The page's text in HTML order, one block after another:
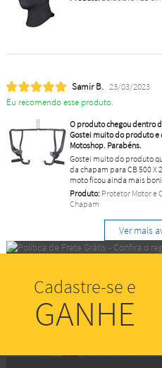
Samir B. 23/03/2023
Eu recomendo esse produto.
O produto chegou dentro
Gostei muito do produto e
Motoshop. Parabéns.
Gostei muito do produto
da chapam para CB 500 X
moto ficou ainda mais
Produto:Protetor Motor e
Chapam
Ver mais
Cadastre-se e
GANHE